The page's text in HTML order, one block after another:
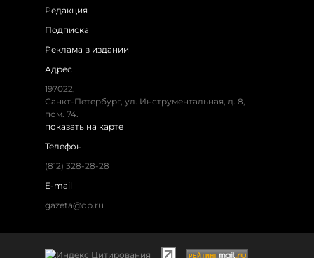
Редакция
Подписка
Реклама в издании
Адрес
197022,
Санкт-Петербург, ул. Инструментальная, д. 8,
пом. 74.
показать на карте
Телефон
(812) 328-28-28
E-mail
gazeta@dp.ru